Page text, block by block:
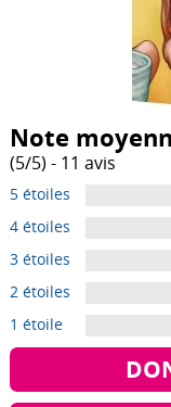
Note
(5/5) - 11 avis
5 étoiles
4 étoiles
3 étoiles
2 étoiles
1 étoile